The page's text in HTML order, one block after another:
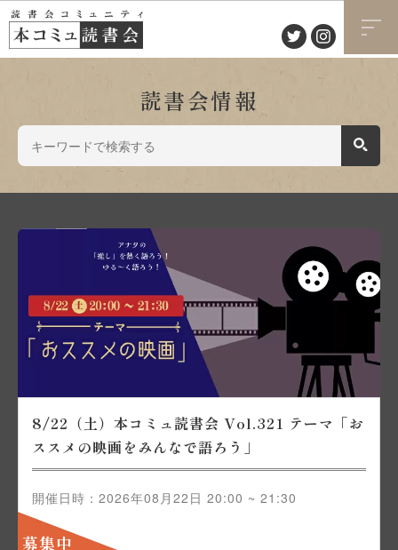
読書会情報
8/22（土）本コミュ読書会 Vol.321 テーマ「お
ススメの映画をみんなで語ろう」
開催日時：2026年08月22日 20:00 ~ 21:30
募集中